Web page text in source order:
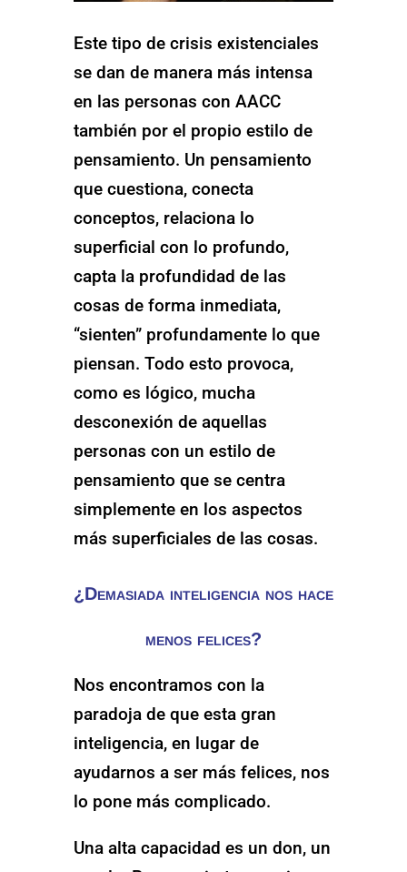
Este tipo de crisis existenciales
se dan de manera más intensa
en las personas con AACC
también por el propio estilo de
pensamiento. Un pensamiento
que cuestiona, conecta
conceptos, relaciona lo
superficial con lo profundo,
capta la profundidad de las
cosas de forma inmediata,
“sienten” profundamente lo que
piensan. Todo esto provoca,
como es lógico, mucha
desconexión de aquellas
personas con un estilo de
pensamiento que se centra
simplemente en los aspectos
más superficiales de las cosas.
¿Demasiada inteligencia nos hace
menos felices?
Nos encontramos con la
paradoja de que esta gran
inteligencia, en lugar de
ayudarnos a ser más felices, nos
lo pone más complicado.
Una alta capacidad es un don, un